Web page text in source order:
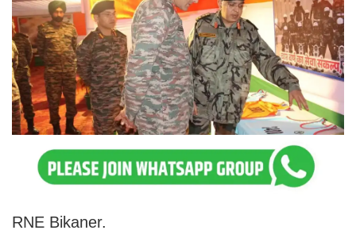
RNE Bikaner.